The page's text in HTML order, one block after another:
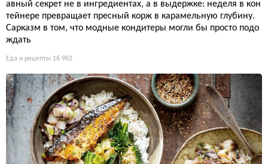
авный секрет не в ингредиентах, а в выдержке: неделя в кон
тейнере превращает пресный корж в карамельную глубину.
Сарказм в том, что модные кондитеры могли бы просто подо
ждать
Еда и рецепты 16 962